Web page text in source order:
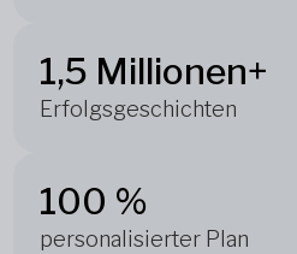
1,5 Millionen+
Erfolgsgeschichten
100 %
personalisierter Plan